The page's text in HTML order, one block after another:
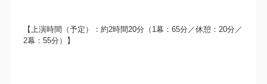
【上演時間（予定）：約2時間20分（1幕：65分／休憩：20分／
2幕：55分）】